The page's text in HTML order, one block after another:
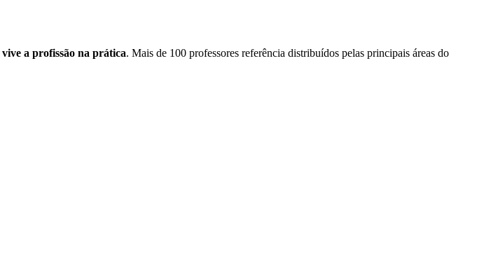
vive a profissão na prática. Mais de 100 professores referência distribuídos pelas principais áreas do